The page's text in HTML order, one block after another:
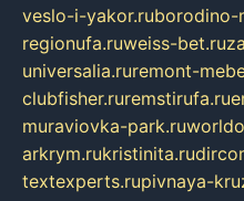
veslo-i-yakor.ruborodino-
regionufa.ruweiss-bet.ru
universalia.ruremont-
clubfisher.ruremstirufa.ru
muraviovka-park.ru
arkrym.rukristinita.ru
textexperts.rupivnaya-